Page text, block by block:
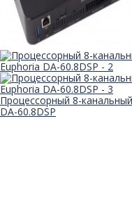
Процессорный 8-
DA-60.8DSP